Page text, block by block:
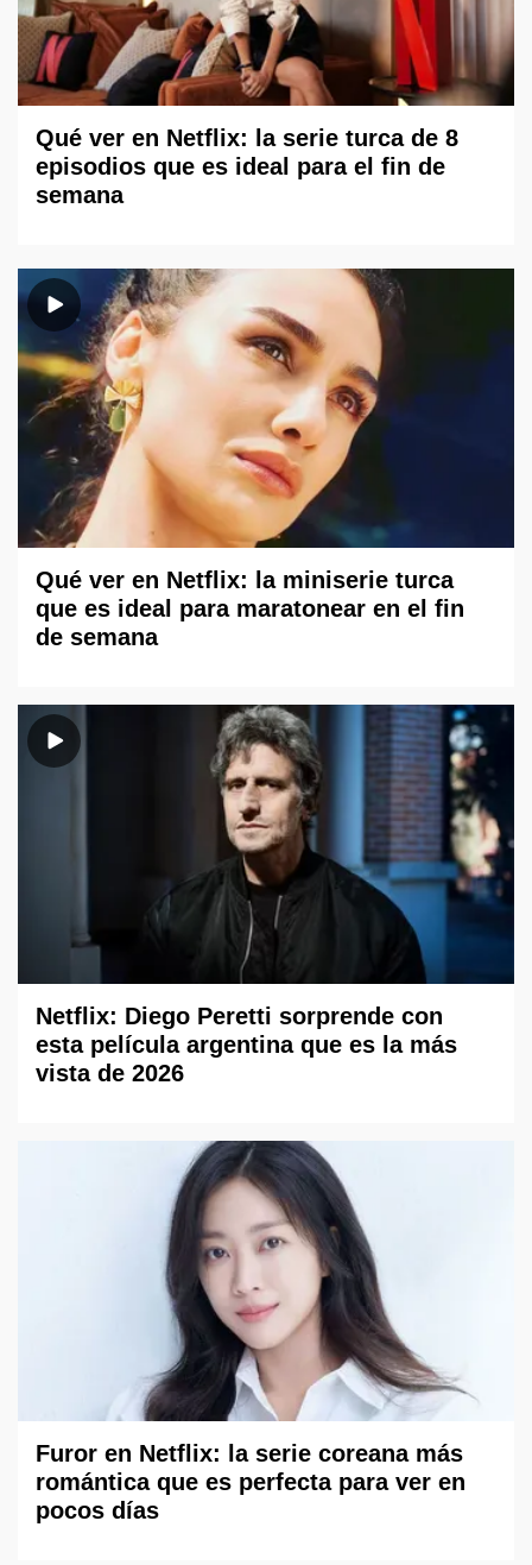
Qué ver en Netflix: la serie turca de 8
episodios que es ideal para el fin de
semana
Qué ver en Netflix: la miniserie turca
que es ideal para maratonear en el fin
de semana
Netflix: Diego Peretti sorprende con
esta película argentina que es la más
vista de 2026
Furor en Netflix: la serie coreana más
romántica que es perfecta para ver en
pocos días